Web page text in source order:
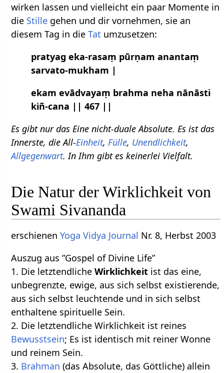
wirken lassen und vielleicht ein paar Momente in
die Stille gehen und dir vornehmen, sie an
diesem Tag in dieTat umzusetzen:
pratyag eka-rasaṃ pūrṇam anantaṃ
sarvato-mukham |
ekam evādvayaṃ brahma neha nānāsti
kiñ-cana || 467 ||
Es gibt nur das Eine nicht-duale Absolute. Es ist das
Innerste, die All-Einheit,Fülle, Unendlichkeit,
Allgegenwart. In Ihm gibt es keinerlei Vielfalt.
Die Natur der Wirklichkeit von
Swami Sivananda
erschienenYoga Vidya Journal Nr. 8, Herbst 2003
Auszug aus ”Gospel of Divine Life”
1. Die letztendlicheWirklichkeit ist das eine,
unbegrenzte, ewige, aus sich selbst existierende,
aus sich selbst leuchtende und in sich selbst
enthaltene spirituelle Sein.
2. Die letztendliche Wirklichkeit ist reines
Bewusstsein; Es ist identisch mit reiner Wonne
und reinem Sein.
3. Brahman (das Absolute, das Göttliche) allein